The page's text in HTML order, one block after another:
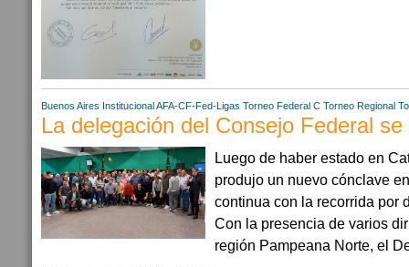
Buenos Aires Institucional AFA-CF-Fed-Ligas Torneo Federal C Torneo Regional
La delegación del Consejo Federal
Luego de haber estado en
produjo un nuevo cónclave
continua con la recorrida por
Con la presencia de varios
región Pampeana Norte, el